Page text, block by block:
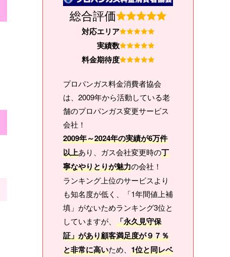
総合評価
対応エリア
実績数
料金期待度
プロパンガス料金消費者協会
は、2009年から活動している老
舗のプロパンガス変更サービス
会社！
2009年～2024年の実績が6万件
以上あり、ガス会社変更時の丁
寧なやりとりが魅力の会社！
ランキング上位のサービスより
も知名度が低く、「1年間値上補
填」がないためランキング3位と
していますが、 「永久見守保
証」があり顧客満足度が９７％
と非常に高いため、 1位と同レベ